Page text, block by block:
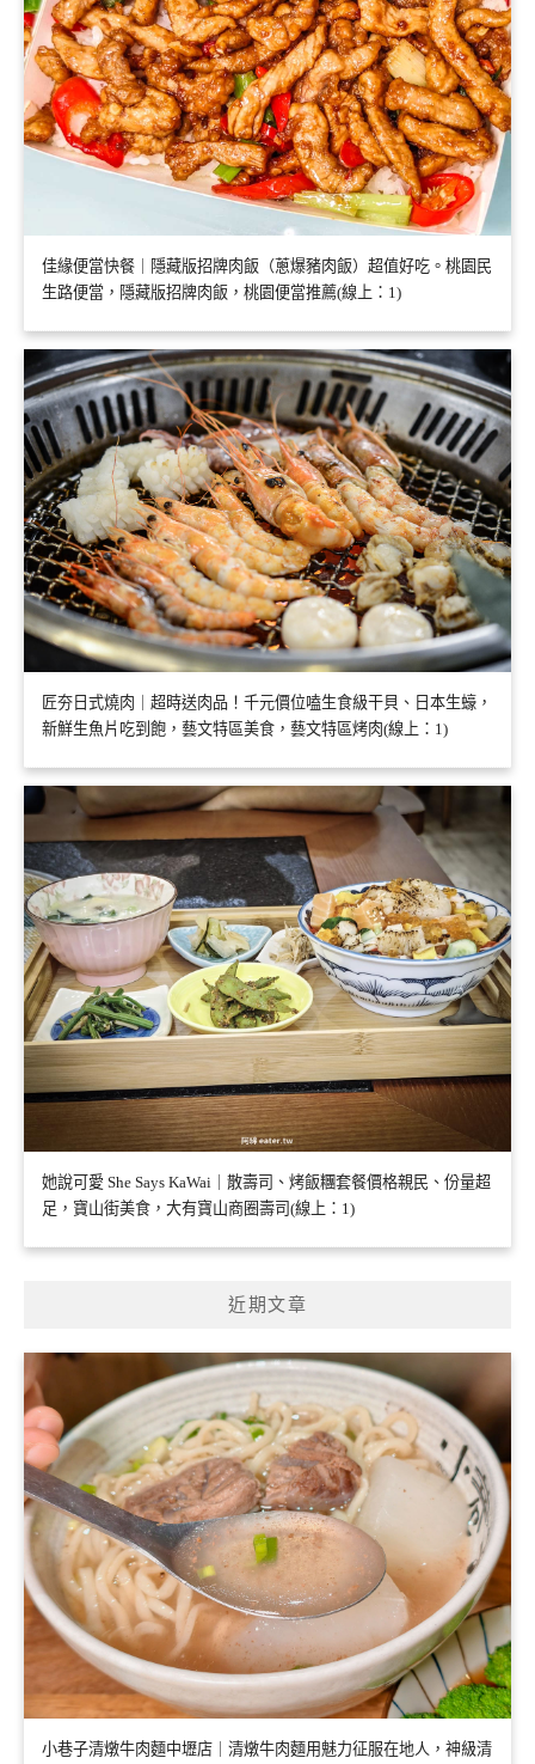
佳緣便當快餐｜隱藏版招牌肉飯（蔥爆豬肉飯）超值好吃。桃園民
生路便當，隱藏版招牌肉飯，桃園便當推薦(線上：1)
匠夯日式燒肉｜超時送肉品！千元價位嗑生食級干貝、日本生蠔，
新鮮生魚片吃到飽，藝文特區美食，藝文特區烤肉(線上：1)
她說可愛 She Says KaWai｜散壽司、烤飯糰套餐價格親民、份量超
足，寶山街美食，大有寶山商圈壽司(線上：1)
近期文章
小巷子清燉牛肉麵中壢店｜清燉牛肉麵用魅力征服在地人，神級清